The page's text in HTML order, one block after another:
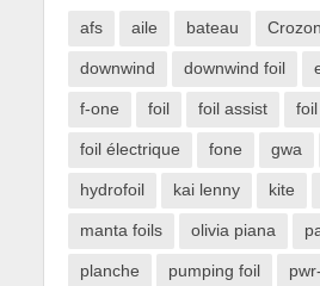
afs aile bateau
downwind downwind foil
f-one foil foil assist
foil électrique fone gwa
hydrofoil kai lenny kite
manta foils olivia piana
planche pumping foil